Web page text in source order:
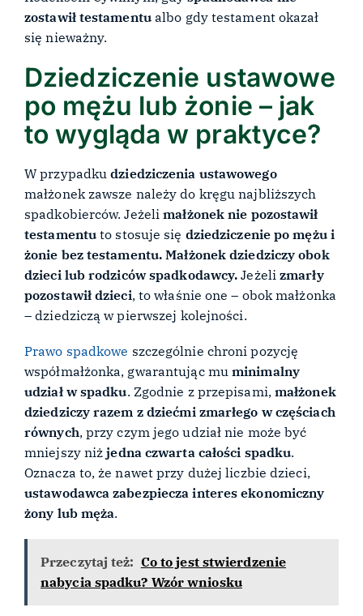
zostawił testamentualbo gdy testament okazał
się nieważny.
Dziedziczenie ustawowe
po mężu lub żonie – jak
to wygląda w praktyce?
W przypadkudziedziczenia ustawowego
małżonek zawsze należy do kręgu najbliższych
spadkobierców. Jeżelimałżonek nie pozostawił
testamentu to stosuje się dziedziczenie po mężu i
żonie bez testamentu. Małżonek dziedziczy obok
dzieci lub rodziców spadkodawcy. Jeżelizmarły
pozostawił dzieci, to właśnie one – obok małżonka
– dziedziczą w pierwszej kolejności.
Prawo spadkowe szczególnie chroni pozycję
współmałżonka, gwarantując mu minimalny
udział w spadku. Zgodnie z przepisami, małżonek
dziedziczy razem z dziećmi zmarłego w częściach
równych, przy czym jego udział nie może być
mniejszy niżjedna czwarta całości spadku.
Oznacza to, że nawet przy dużej liczbie dzieci,
ustawodawca zabezpiecza interes ekonomiczny
żony lub męża.
Przeczytaj też: Co to jest stwierdzenie
nabycia spadku? Wzór wniosku